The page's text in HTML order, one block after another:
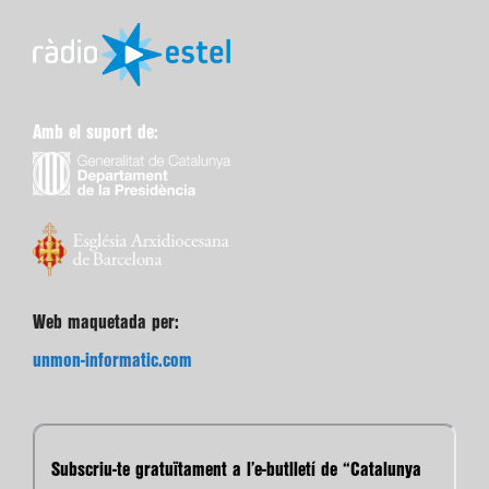
Amb el suport de:
Web maquetada per:
unmon-informatic.com
Subscriu-te gratuïtament a l’e-butlletí de “Catalunya